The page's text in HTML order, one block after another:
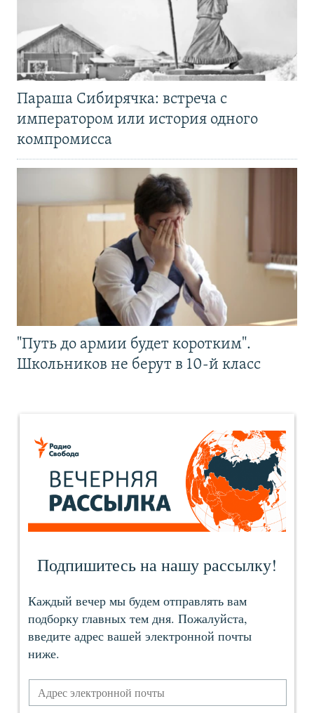
Параша Сибирячка: встреча с
императором или история одного
компромисса
"Путь до армии будет коротким".
Школьников не берут в 10-й класс